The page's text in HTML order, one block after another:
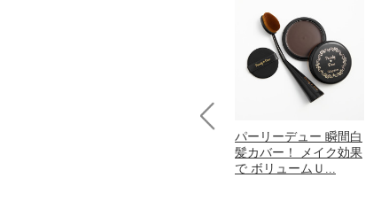
パーリーデュー 瞬間白
髪カバー！ メイク効果
で ボリュームＵ...